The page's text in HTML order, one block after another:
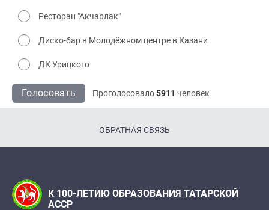
Ресторан "Акчарлак"
Диско-бар в Молодёжном центре в Казани
ДК Урицкого
Голосовать Проголосовало5911 человек
ОБРАТНАЯ СВЯЗЬ
К 100-ЛЕТИЮ ОБРАЗОВАНИЯ ТАТАРСКОЙ
АССР